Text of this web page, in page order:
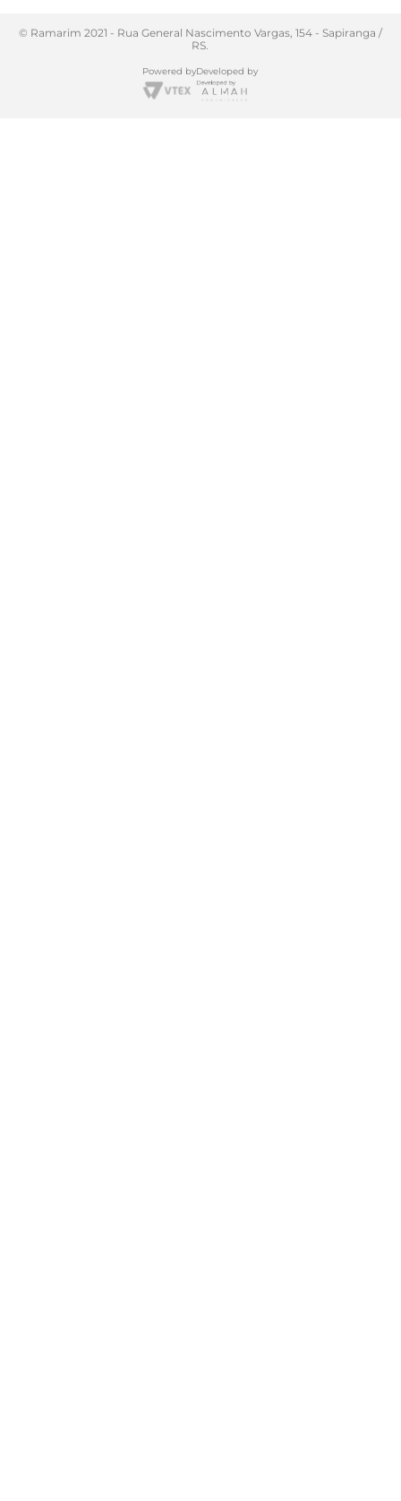
© Ramarim 2021 - Rua General Nascimento Vargas, 154 - Sapiranga /
RS.
Powered byDeveloped by